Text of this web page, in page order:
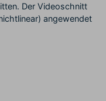
Der Videoschnitt
angewendet